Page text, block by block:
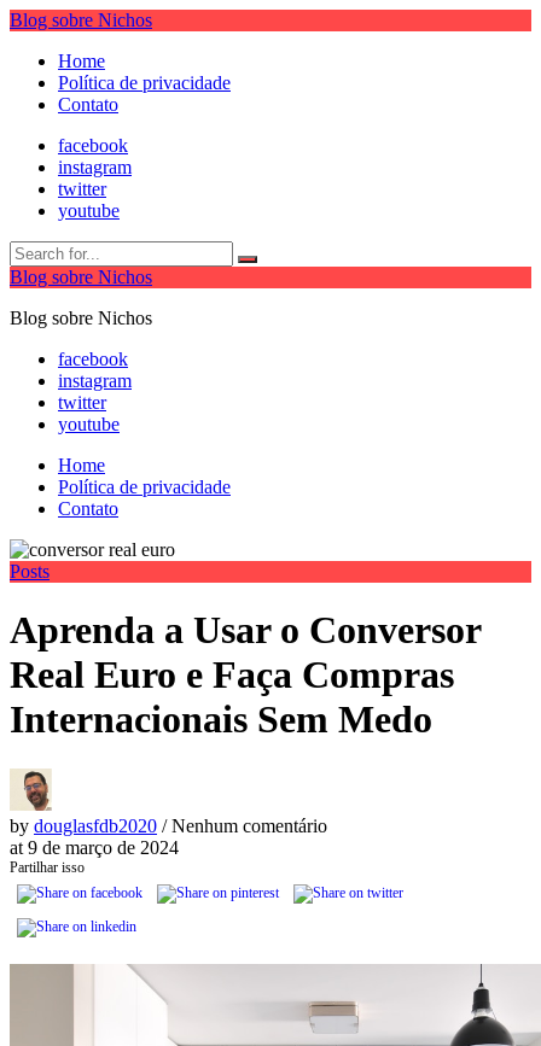
Blog sobre Nichos
Home
Política de privacidade
Contato
facebook
instagram
twitter
youtube
Blog sobre Nichos
Blog sobre Nichos
facebook
instagram
twitter
youtube
Home
Política de privacidade
Contato
Posts
Aprenda a Usar o Conversor
Real Euro e Faça Compras
Internacionais Sem Medo
by douglasfdb2020 / Nenhum comentário
at 9 de março de 2024
Partilhar isso